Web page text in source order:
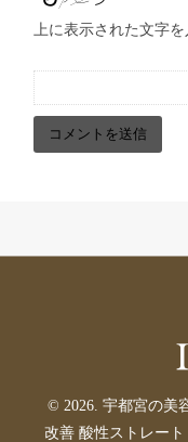
上に表示された文字を
© 2026. 宇都宮の美
改善 酸性ストレー